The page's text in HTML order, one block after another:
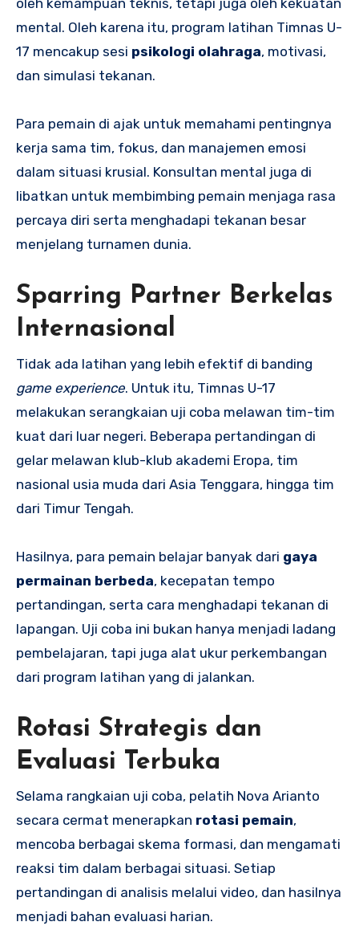
oleh kemampuan teknis, tetapi juga oleh kekuatan
mental. Oleh karena itu, program latihan Timnas U-
17 mencakup sesi psikologi olahraga, motivasi,
dan simulasi tekanan.
Para pemain di ajak untuk memahami pentingnya
kerja sama tim, fokus, dan manajemen emosi
dalam situasi krusial. Konsultan mental juga di
libatkan untuk membimbing pemain menjaga rasa
percaya diri serta menghadapi tekanan besar
menjelang turnamen dunia.
Sparring Partner Berkelas
Internasional
Tidak ada latihan yang lebih efektif di banding
game experience. Untuk itu, Timnas U-17
melakukan serangkaian uji coba melawan tim-tim
kuat dari luar negeri. Beberapa pertandingan di
gelar melawan klub-klub akademi Eropa, tim
nasional usia muda dari Asia Tenggara, hingga tim
dari Timur Tengah.
Hasilnya, para pemain belajar banyak dari gaya
permainan berbeda, kecepatan tempo
pertandingan, serta cara menghadapi tekanan di
lapangan. Uji coba ini bukan hanya menjadi ladang
pembelajaran, tapi juga alat ukur perkembangan
dari program latihan yang di jalankan.
Rotasi Strategis dan
Evaluasi Terbuka
Selama rangkaian uji coba, pelatih Nova Arianto
secara cermat menerapkan rotasi pemain,
mencoba berbagai skema formasi, dan mengamati
reaksi tim dalam berbagai situasi. Setiap
pertandingan di analisis melalui video, dan hasilnya
menjadi bahan evaluasi harian.